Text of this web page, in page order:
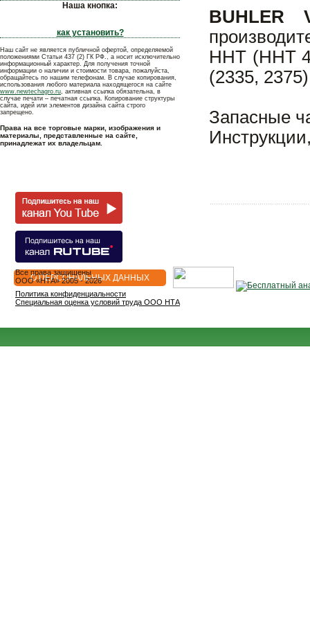
Наша кнопка:
как установить?
Наш сайт не является публичной офертой, определяемой
положениями Статьи 437 (2) ГК РФ., а носит исключительно
информационный характер. Для получения точной
информации о наличии и стоимости товара, пожалуйста,
обращайтесь по нашим телефонам. В случае копирования,
использования любого материала находящегося на сайте
www.newtechagro.ru, активная ссылка обязательна, в
случае печати – печатная ссылка. Копирование структуры
сайта, идей или элементов дизайна сайта строго
запрещено.
Права на все торговые марки, изображения и
материалы, представленные на сайте,
принадлежат их владельцам.
BUHLER
HHT (HHT
(2335,
Запасные
О ПЕРСОНАЛЬНЫХ ДАННЫХ
Все права защищены
OOO «НТА» 2005 - 2026
Политика конфиденциальности
Специальная оценка условий труда ООО НТА